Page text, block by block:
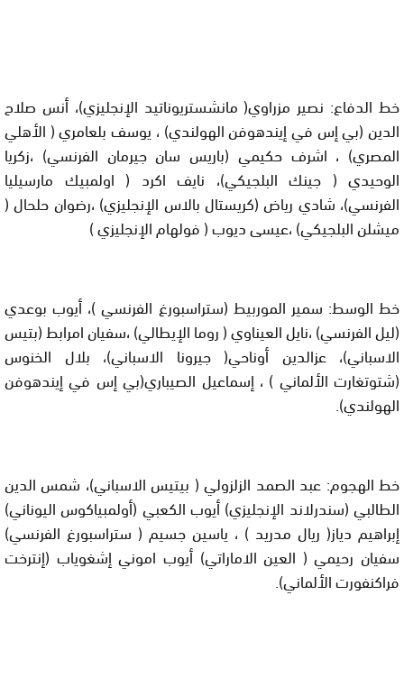
خط الدفاع: نصير مزراوي( مانشستريوناتيد الإنجليزي)، أنس صلاح
الدين (بي إس في إيندهوفن الهولندي) ، يوسف بلعامري ( الأهلي
المصري) ، اشرف حكيمي (باريس سان جيرمان الفرنسي) ،زكريا
الوحيدي ( جينك البلجيكي)، نايف اكرد ( اولمبيك مارسيليا
الفرنسي)، شادي رياض (كريستال بالاس الإنجليزي) ،رضوان حلحال (
ميشلن البلجيكي) ،عيسى ديوب ( فولهام الإنجليزي )
خط الوسط: سمير الموربيط (ستراسبورغ الفرنسي )، أيوب بوعدي
(ليل الفرنسي) ،نايل العيناوي ( روما الإيطالي) ،سفيان امرابط (بتيس
الاسباني)، عزالدين أوناحي( جيرونا الاسباني)، بلال الخنوس
(شتوتغارت الألماني ) ، إسماعيل الصيباري(بي إس في إيندهوفن
الهولندي).
خط الهجوم: عبد الصمد الزلزولي ( بيتيس الاسباني)، شمس الدين
الطالبي (سندرلاند الإنجليزي) أيوب الكعبي (أولمبياكوس اليوناني)
إبراهيم دياز( ريال مدريد ) ، ياسين جسيم ( ستراسبورغ الفرنسي)
سفيان رحيمي ( العين الاماراتي) أيوب اموني إشغوياب (إنترخت
فراكنفورت الألماني).